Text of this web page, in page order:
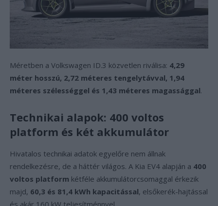
Méretben a Volkswagen ID.3 közvetlen riválisa: 4,29
méter hosszú, 2,72 méteres tengelytávval, 1,94
méteres szélességgel és 1,43 méteres magassággal.
Technikai alapok: 400 voltos
platform és két akkumulátor
Hivatalos technikai adatok egyelőre nem állnak
rendelkezésre, de a háttér világos. A Kia EV4 alapján a 400
voltos platform kétféle akkumulátorcsomaggal érkezik
majd, 60,3 és 81,4 kWh kapacitással, elsőkerék-hajtással
és akár 160 kW teljesítménnyel.